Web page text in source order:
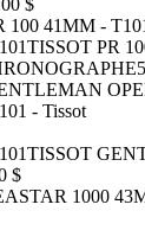
$
TISSOT PR
TISSOT
$